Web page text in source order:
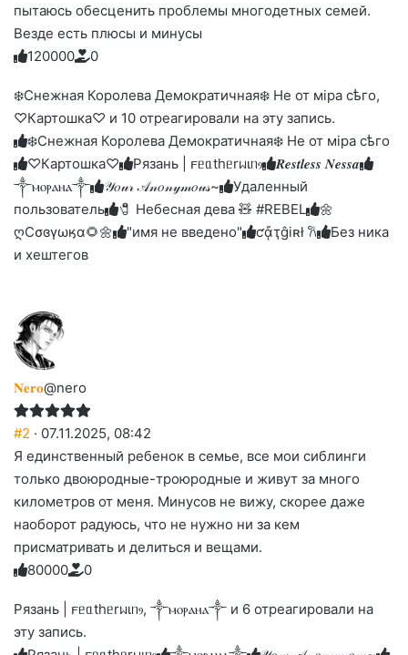
пытаюсь обесценить проблемы многодетных семей.
Везде есть плюсы и минусы
Голосуйте
вверх.
12
Нажмите
реакцию:
0
Нажмите
реакцию:
до
слез
0
Нажмите
реакцию:
0
Нажмите
реакцию:
0
Нажмите
благодарю
0
❄️Снежная Королева Демократичная❄️ Не от мiра сѣго,
♡Картошка♡ и 10 отреагировали на эту запись.
❄️Снежная Королева Демократичная❄️ Не от мiра сѣго
♡Картошка♡
Рязань | 𐔥ᥱᥲthᥱrᥕιᥒⳋ
𝑹𝒆𝒔𝒕𝒍𝒆𝒔𝒔 𝑵𝒆𝒔𝒔𝒂
༒ⲙⲟⲣⲁⲏⲁ༒
𝒴𝑜𝓊𝓇 𝒜𝓃𝑜𝓃𝓎𝓂𝑜𝓊𝓈~
Удаленный
пользователь
🧷 Небесная дева 🧸 #REBEL
🌼
ღСσɞγωӄα🌻🌼
"имя не введено" ƈᾄҭĝiʀł 𐙚
Без ника
и хештегов
𝐍𝐞𝐫𝐨@nero
#2 · 07.11.2025, 08:42
Я единственный ребенок в семье, все мои сиблинги
только двоюродные-троюродные и живут за много
километров от меня. Минусов не вижу, скорее даже
наоборот радуюсь, что не нужно ни за кем
присматривать и делиться и вещами.
Голосуйте
вверх.
8
Нажмите
реакцию:
улыбаюсь
0
Нажмите
реакцию:
смеюсь
до
слез
0
Нажмите
реакцию:
печаль
0
Нажмите
реакцию:
плачу
0
Нажмите
благодарю
0
Рязань | 𐔥ᥱᥲthᥱrᥕιᥒⳋ, ༒ⲙⲟⲣⲁⲏⲁ༒ и 6 отреагировали на
эту запись.